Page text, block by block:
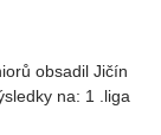
obsadil Jičín
na: 1 .liga